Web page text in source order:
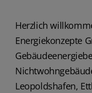
Herzlich
Energiekonzepte
Leopoldshafen,